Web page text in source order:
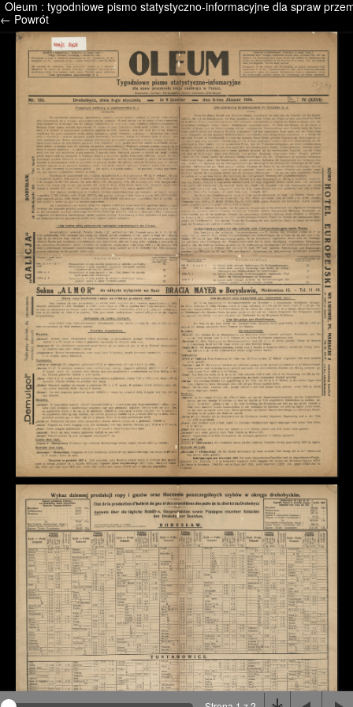
/* */ /* */ /* pliki_strona_po_stronie */
Oleum : tygodniowe pismo statystyczno-informacyjne dla spraw
← Powrót
Na stronie wykorzystywane są pliki cookie, bądź
podobne rozwiązania. Aby poznać szczegóły zapoznaj
się zpolityką prywatności.
Rozumiem